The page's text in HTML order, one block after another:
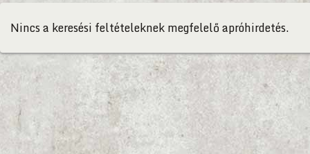
Nincs a keresési feltételeknek megfelelő apróhirdetés.